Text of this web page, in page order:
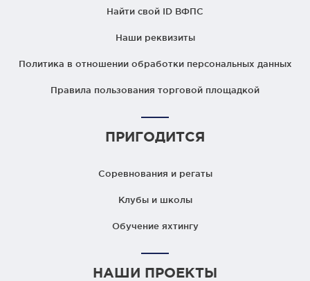
Найти свой ID ВФПС
Наши реквизиты
Политика в отношении обработки персональных данных
Правила пользования торговой площадкой
ПРИГОДИТСЯ
Соревнования и регаты
Клубы и школы
Обучение яхтингу
НАШИ ПРОЕКТЫ